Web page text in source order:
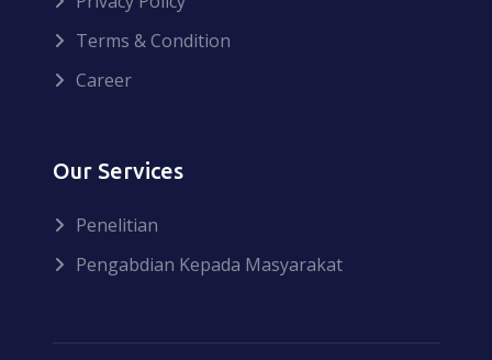
Terms & Condition
Career
Our Services
Penelitian
Pengabdian Kepada Masyarakat